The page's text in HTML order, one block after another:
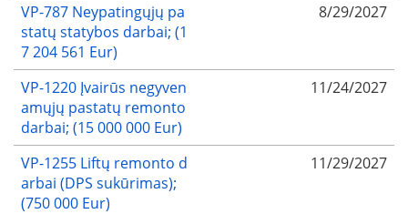
VP-787 Neypatingųjų pa
statų statybos darbai; (1
7 204 561 Eur)
8/29/2027
VP-1220 Įvairūs negyven
amųjų pastatų remonto
darbai; (15 000 000 Eur)
11/24/2027
VP-1255 Liftų remonto d
arbai (DPS sukūrimas);
(750 000 Eur)
11/29/2027